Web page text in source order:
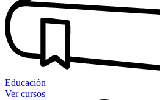
Educación
Ver cursos